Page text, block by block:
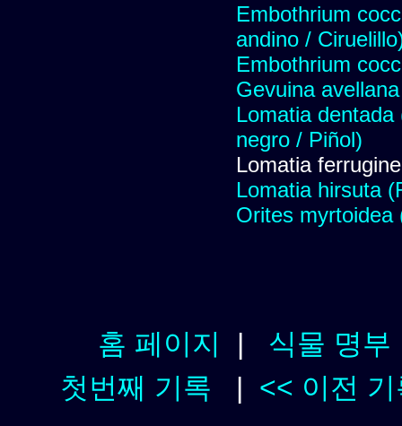
Embothrium
andino /
Embothrium
Gevuina
Lomatia
negro / Piñol)
Lomatia
Lomatia hirsuta
Orites myrtoidea
홈 페이지 | 식물 명부
첫번째 기록 | << 이전 기